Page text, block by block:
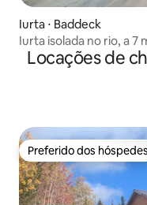
Iurta ⋅ Baddeck
Iurta isolada no rio, a 7
Locações de
Preferido dos hóspedes
Preferido dos hóspedes